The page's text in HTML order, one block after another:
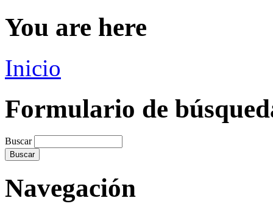
You are here
Inicio
Formulario de
Buscar
Navegación